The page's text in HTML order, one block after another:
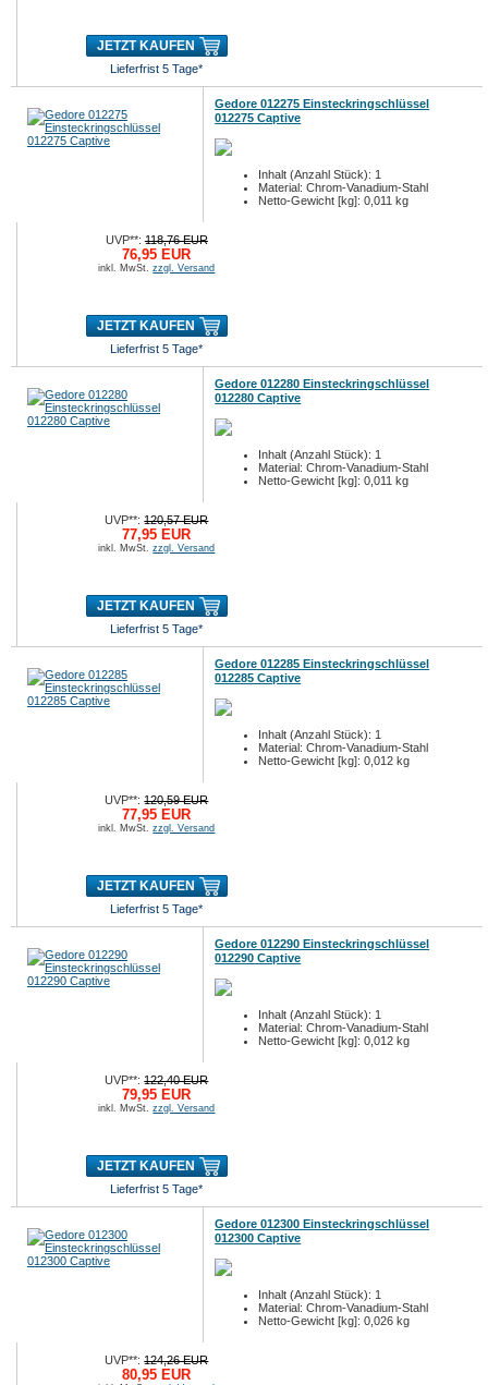
JETZT KAUFEN
Lieferfrist 5 Tage*
Gedore 012275 Einsteckringschlüssel
012275 Captive
Inhalt (Anzahl Stück): 1
Material: Chrom-Vanadium-Stahl
Netto-Gewicht [kg]: 0,011 kg
UVP**:118,76 EUR
76,95 EUR
inkl. MwSt.zzgl. Versand
JETZT KAUFEN
Lieferfrist 5 Tage*
Gedore 012280 Einsteckringschlüssel
012280 Captive
Inhalt (Anzahl Stück): 1
Material: Chrom-Vanadium-Stahl
Netto-Gewicht [kg]: 0,011 kg
UVP**:120,57 EUR
77,95 EUR
inkl. MwSt.zzgl. Versand
JETZT KAUFEN
Lieferfrist 5 Tage*
Gedore 012285 Einsteckringschlüssel
012285 Captive
Inhalt (Anzahl Stück): 1
Material: Chrom-Vanadium-Stahl
Netto-Gewicht [kg]: 0,012 kg
UVP**:120,59 EUR
77,95 EUR
inkl. MwSt.zzgl. Versand
JETZT KAUFEN
Lieferfrist 5 Tage*
Gedore 012290 Einsteckringschlüssel
012290 Captive
Inhalt (Anzahl Stück): 1
Material: Chrom-Vanadium-Stahl
Netto-Gewicht [kg]: 0,012 kg
UVP**:122,40 EUR
79,95 EUR
inkl. MwSt.zzgl. Versand
JETZT KAUFEN
Lieferfrist 5 Tage*
Gedore 012300 Einsteckringschlüssel
012300 Captive
Inhalt (Anzahl Stück): 1
Material: Chrom-Vanadium-Stahl
Netto-Gewicht [kg]: 0,026 kg
UVP**:124,26 EUR
80,95 EUR